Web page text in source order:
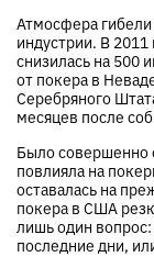
Атмосфера
индустрии. В 2011
снизилась на 500
от покера в
Серебряного
месяцев после
Было совершенно
повлияла на
оставалась на
покера в США
лишь один
последние дни,